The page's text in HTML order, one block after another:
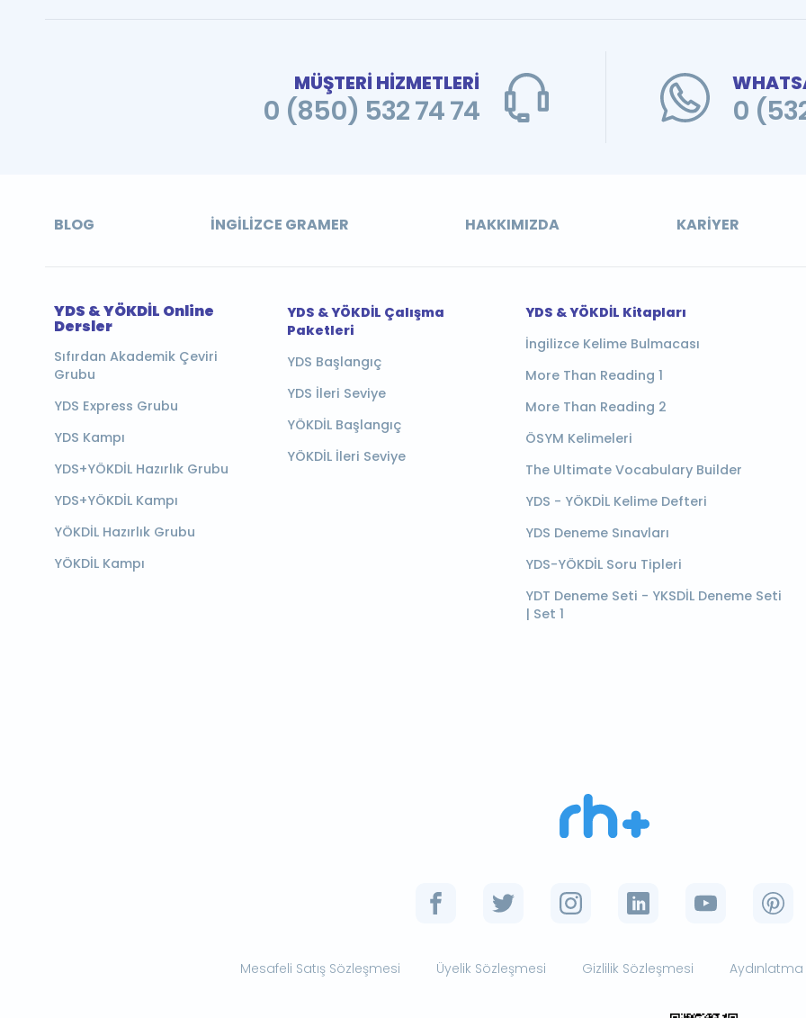
MÜŞTERİ HİZMETLERİ
0 (850) 532 74 74 0
BLOG İNGILIZCE GRAMER HAKKIMIZDA KARIYER
YDS & YÖKDİL Online
Dersler
Sıfırdan Akademik Çeviri
Grubu
YDS Express Grubu
YDS Kampı
YDS+YÖKDİL Hazırlık Grubu
YDS+YÖKDİL Kampı
YÖKDİL Hazırlık Grubu
YÖKDİL Kampı
YDS & YÖKDİL Çalışma
Paketleri
YDS Başlangıç
YDS İleri Seviye
YÖKDİL Başlangıç
YÖKDİL İleri Seviye
YDS & YÖKDİL Kitapları
İngilizce Kelime Bulmacası
More Than Reading 1
More Than Reading 2
ÖSYM Kelimeleri
The Ultimate Vocabulary Builder
YDS - YÖKDİL Kelime Defteri
YDS Deneme Sınavları
YDS-YÖKDİL Soru Tipleri
YDT Deneme Seti - YKSDİL Deneme Seti
| Set 1
Mesafeli Satış Sözleşmesi Üyelik Sözleşmesi Gizlilik Sözleşmesi